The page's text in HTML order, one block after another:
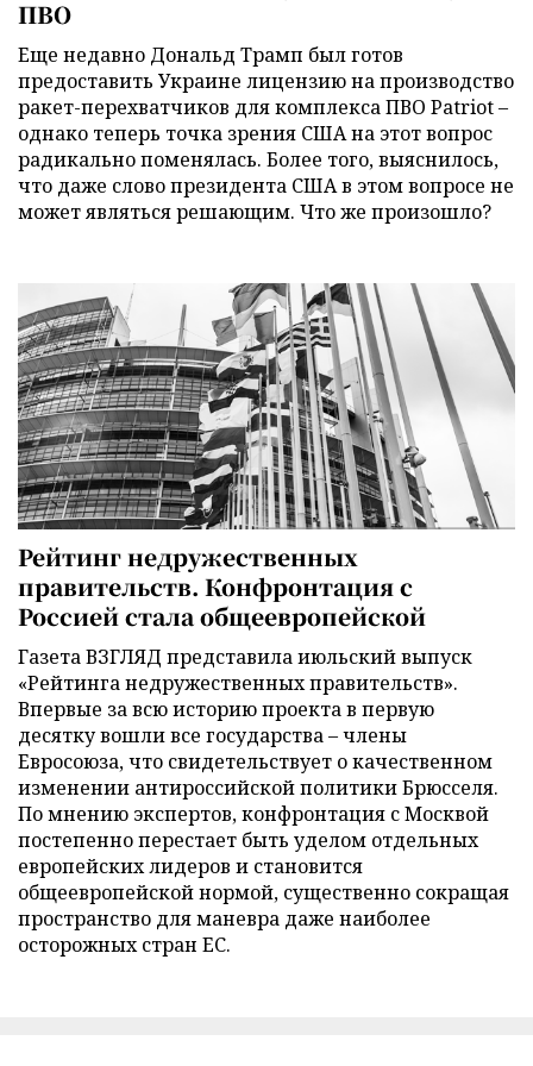
ПВО
Еще недавно Дональд Трамп был готов
предоставить Украине лицензию на производство
ракет-перехватчиков для комплекса ПВО Patriot –
однако теперь точка зрения США на этот вопрос
радикально поменялась. Более того, выяснилось,
что даже слово президента США в этом вопросе не
может являться решающим. Что же произошло?
Рейтинг недружественных
правительств. Конфронтация с
Россией стала общеевропейской
Газета ВЗГЛЯД представила июльский выпуск
«Рейтинга недружественных правительств».
Впервые за всю историю проекта в первую
десятку вошли все государства – члены
Евросоюза, что свидетельствует о качественном
изменении антироссийской политики Брюсселя.
По мнению экспертов, конфронтация с Москвой
постепенно перестает быть уделом отдельных
европейских лидеров и становится
общеевропейской нормой, существенно сокращая
пространство для маневра даже наиболее
осторожных стран ЕС.